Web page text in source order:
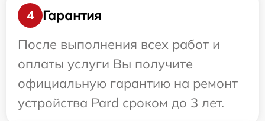
4
Гарантия
После выполнения всех работ и
оплаты услуги Вы получите
официальную гарантию на ремонт
устройства Pard сроком до 3 лет.